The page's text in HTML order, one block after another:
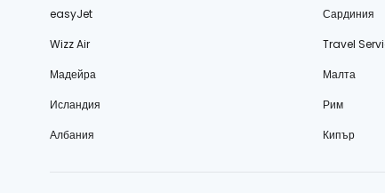
easyJet
Сардиния
Wizz Air
Travel
Мадейра
Малта
Исландия
Рим
Албания
Кипър